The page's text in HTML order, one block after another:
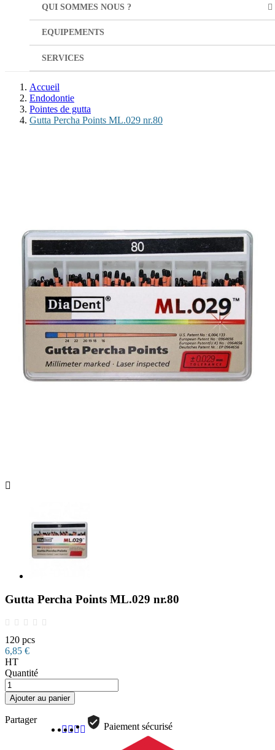
QUI SOMMES NOUS ?
EQUIPEMENTS
SERVICES
Accueil
Endodontie
Pointes de gutta
Gutta Percha Points ML.029 nr.80

Gutta Percha Points ML.029 nr.80
120 pcs
6,85 €
HT
Quantité
Ajouter au panier
Partager
Paiement sécurisé